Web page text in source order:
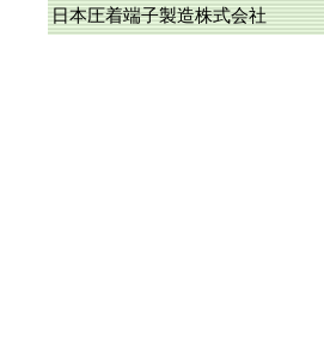
日本圧着端子製造株式会社